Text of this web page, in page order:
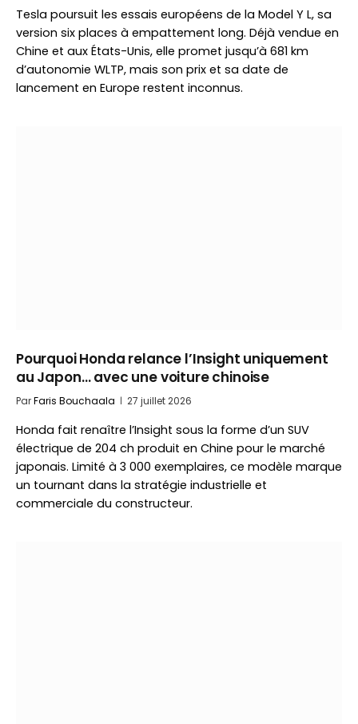
Tesla poursuit les essais européens de la Model Y L, sa
version six places à empattement long. Déjà vendue en
Chine et aux États-Unis, elle promet jusqu’à 681 km
d’autonomie WLTP, mais son prix et sa date de
lancement en Europe restent inconnus.
Pourquoi Honda relance l’Insight uniquement
au Japon… avec une voiture chinoise
ParFaris Bouchaala 27 juillet 2026
Honda fait renaître l’Insight sous la forme d’un SUV
électrique de 204 ch produit en Chine pour le marché
japonais. Limité à 3 000 exemplaires, ce modèle marque
un tournant dans la stratégie industrielle et
commerciale du constructeur.